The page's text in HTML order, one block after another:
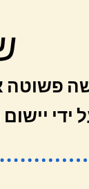
פשוטה
ידי יישום